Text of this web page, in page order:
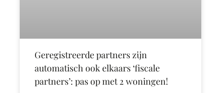
Geregistreerde partners zijn
automatisch ook elkaars ‘fiscale
partners’: pas op met 2 woningen!